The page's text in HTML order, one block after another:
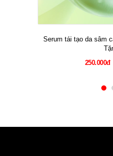
Serum tái tạo da sâm
250.000đ